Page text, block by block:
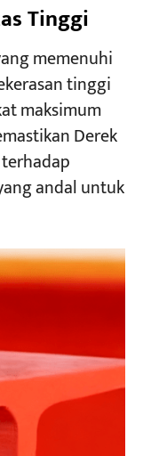
Tinggi
memenuhi
tinggi
maksimum
Derek
andal untuk